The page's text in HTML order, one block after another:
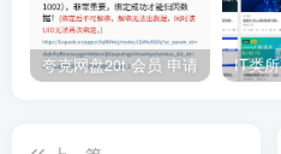
夸克网盘20t 会员 申请